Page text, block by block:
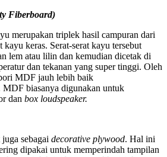
Fiberboard)
merupakan triplek hasil campuran dari
kayu keras. Serat-serat kayu tersebut
lem atau lilin dan kemudian dicetak di
dan tekanan yang super tinggi. Oleh
MDF jauh lebih baik
MDF biasanya digunakan untuk
dan box loudspeaker.
sebagai decorative plywood. Hal ini
dipakai untuk memperindah tampilan